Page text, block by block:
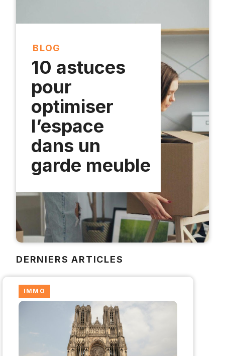
BLOG
10 astuces
pour
optimiser
l’espace
dans un
garde meuble
DERNIERS ARTICLES
IMMO